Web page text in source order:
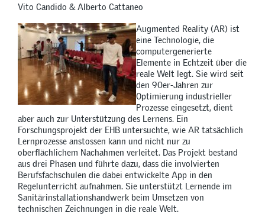
Vito Candido & Alberto Cattaneo
Augmented Reality (AR) ist
eine Technologie, die
computergenerierte
Elemente in Echtzeit über die
reale Welt legt. Sie wird seit
den 90er-Jahren zur
Optimierung industrieller
Prozesse eingesetzt, dient
aber auch zur Unterstützung des Lernens. Ein
Forschungsprojekt der EHB untersuchte, wie AR tatsächlich
Lernprozesse anstossen kann und nicht nur zu
oberflächlichem Nachahmen verleitet. Das Projekt bestand
aus drei Phasen und führte dazu, dass die involvierten
Berufsfachschulen die dabei entwickelte App in den
Regelunterricht aufnahmen. Sie unterstützt Lernende im
Sanitärinstallationshandwerk beim Umsetzen von
technischen Zeichnungen in die reale Welt.